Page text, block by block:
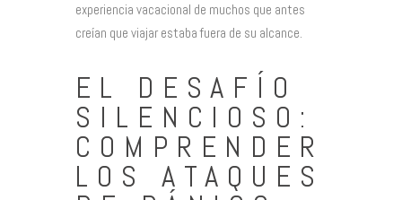
experiencia vacacional de muchos que antes
creían que viajar estaba fuera de su alcance.
EL DESAFÍO
SILENCIOSO:
COMPRENDER
LOS ATAQUES